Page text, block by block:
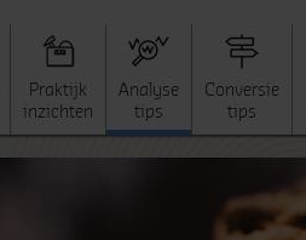
Praktijk
inzichten
Analyse
tips
Conversie
tips